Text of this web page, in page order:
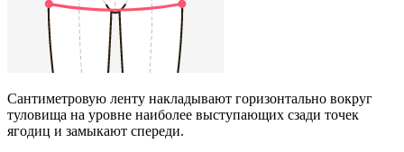
Сантиметровую ленту накладывают горизонтально вокруг
туловища на уровне наиболее выступающих сзади точек
ягодиц и замыкают спереди.